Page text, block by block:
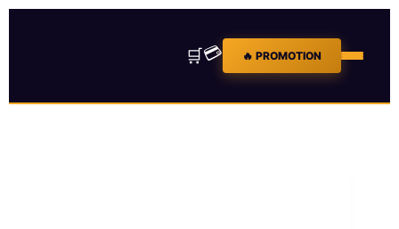
🛒💳 🔥 PROMOTION